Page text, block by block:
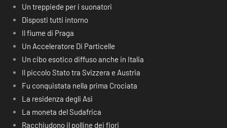
Un treppiede per i suonatori
Disposti tutti intorno
Il fiume di Praga
Un Acceleratore Di Particelle
Un cibo esotico diffuso anche in Italia
Il piccolo Stato tra Svizzera e Austria
Fu conquistata nella prima Crociata
La residenza degli Asi
La moneta del Sudafrica
Racchiudono il polline dei fiori